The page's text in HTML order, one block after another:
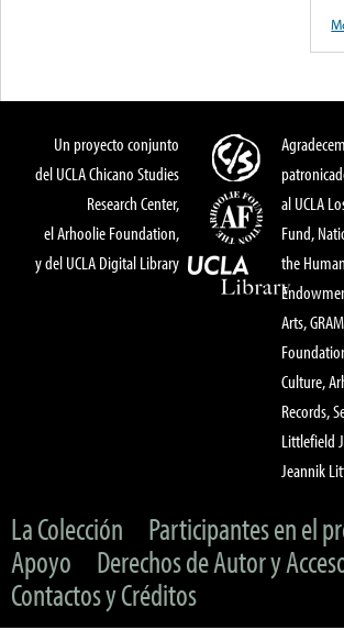
Un proyecto conjunto
del UCLA Chicano Studies
Research Center,
el Arhoolie Foundation,
y del UCLA Digital Library
al UCLA
Fund,
the
Arts,
Culture,
Records,
Littlefield
Jeannik
La Colección
Participantes en el
Apoyo
Derechos de Autor y
Contactos y Créditos